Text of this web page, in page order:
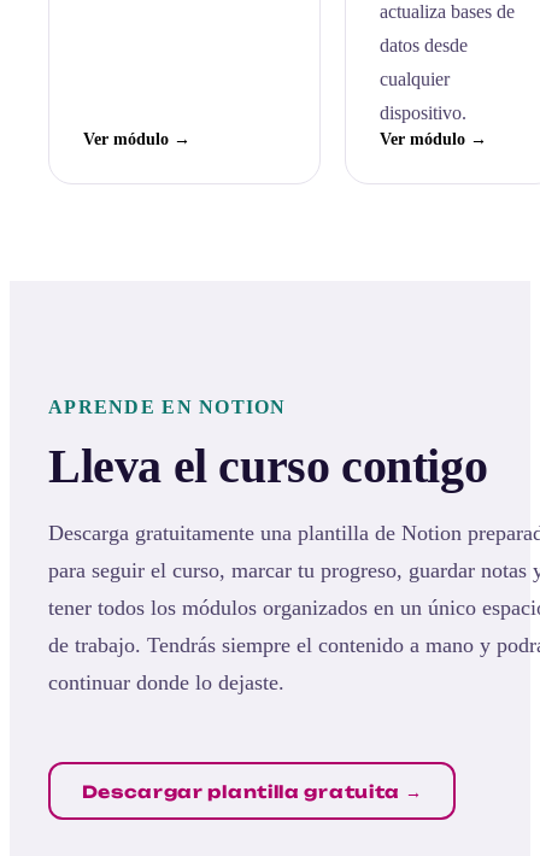
Ver módulo →
actualiza bases de
datos desde
cualquier
dispositivo.
Ver módulo →
APRENDE EN NOTION
Lleva el curso contigo
Descarga gratuitamente una plantilla de Notion
para seguir el curso, marcar tu progreso, guardar notas
tener todos los módulos organizados en un único
de trabajo. Tendrás siempre el contenido a mano y
continuar donde lo dejaste.
Descargar plantilla gratuita →